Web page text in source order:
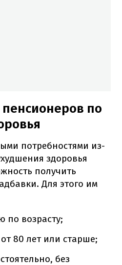
по
потребностями из-
здоровья
получить
Для этого им
по возрасту;
80 лет или старше;
без